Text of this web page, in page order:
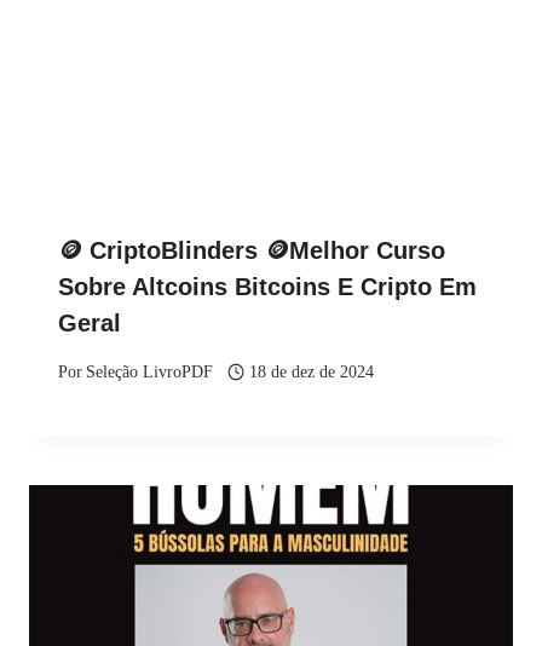
🪙 CriptoBlinders 🪙Melhor Curso
Sobre Altcoins Bitcoins E Cripto Em
Geral
Por Seleção LivroPDF 18 de dez de 2024